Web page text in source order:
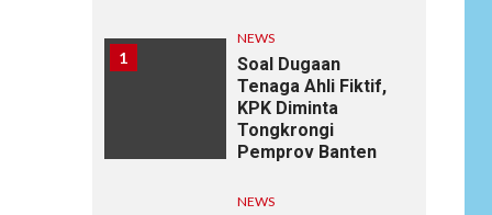
1
NEWS
Soal Dugaan
Tenaga Ahli Fiktif,
KPK Diminta
Tongkrongi
Pemprov Banten
NEWS